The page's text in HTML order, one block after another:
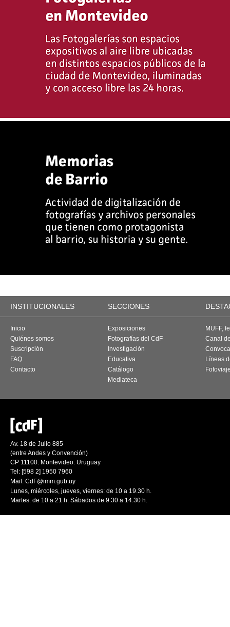
INSTITUCIONALES SECCIONES
Inicio
Quiénes somos
Suscripción
FAQ
Contacto
Exposiciones
Fotografías del CdF
Investigación
Educativa
Catálogo
Mediateca
MUFF,
Canal
Líneas
Av. 18 de Julio 885
(entre Andes y Convención)
CP 11100. Montevideo. Uruguay
Tel: [598 2] 1950 7960
Mail: CdF@imm.gub.uy
Lunes, miércoles, jueves, viernes: de 10 a 19.30 h.
Martes: de 10 a 21 h. Sábados de 9.30 a 14.30 h.